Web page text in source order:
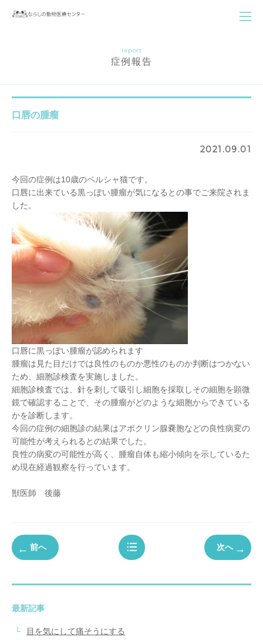
report
症例報告
口唇の腫瘤
2021.09.01
今回の症例は10歳のペルシャ猫です。
口唇に出来ている黒っぽい腫瘤が気になるとの事でご来院されま
した。
口唇に黒っぽい腫瘤が認められます
腫瘤は見た目だけでは良性のものか悪性のものか判断はつかない
ため、細胞診検査を実施しました。
細胞診検査では、針を刺して吸引し細胞を採取しその細胞を顕微
鏡で確認することで、その腫瘤がどのような細胞からできている
かを診断します。
今回の症例の細胞診の結果はアポクリン腺嚢胞などの良性病変の
可能性が考えられるとの結果でした。
良性の病変の可能性が高く、腫瘤自体も縮小傾向を示しているた
め現在経過観察を行っています。
獣医師 後藤
前へ 次へ
最新記事
目を気にして痛そうにする